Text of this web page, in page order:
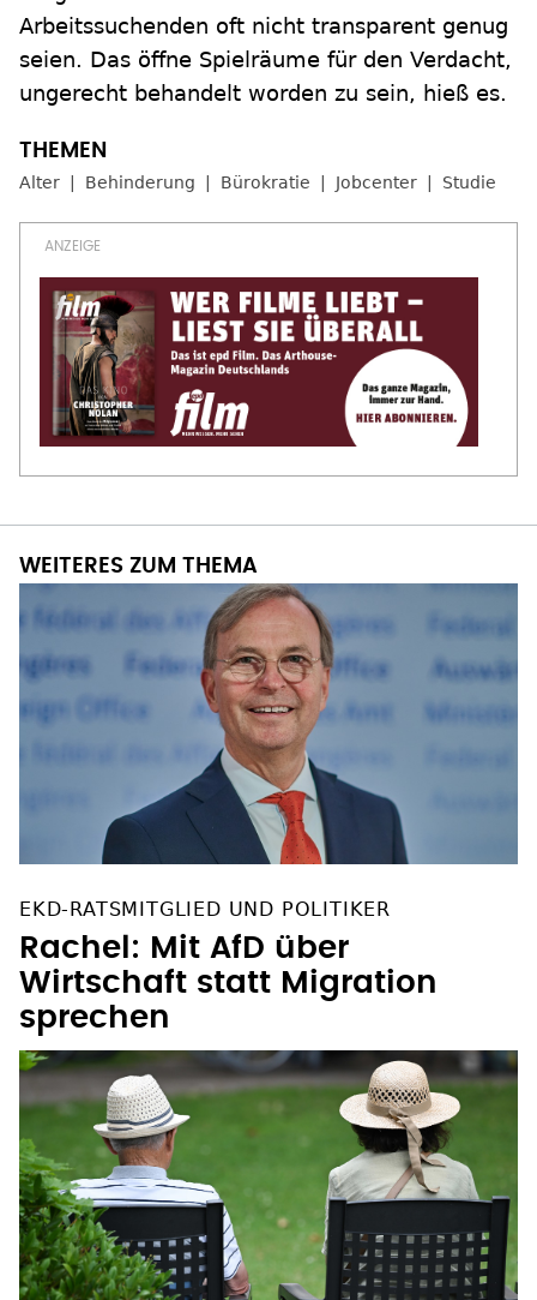
Arbeitssuchenden oft nicht transparent genug
seien. Das öffne Spielräume für den Verdacht,
ungerecht behandelt worden zu sein, hieß es.
Alter Behinderung Bürokratie Jobcenter Studie
Rachel: Mit AfD über
Wirtschaft statt Migration
sprechen